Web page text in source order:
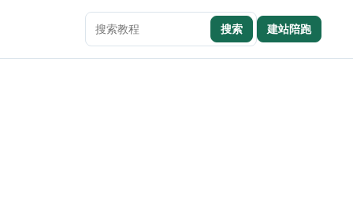
搜索本站内容
搜索 建站陪跑